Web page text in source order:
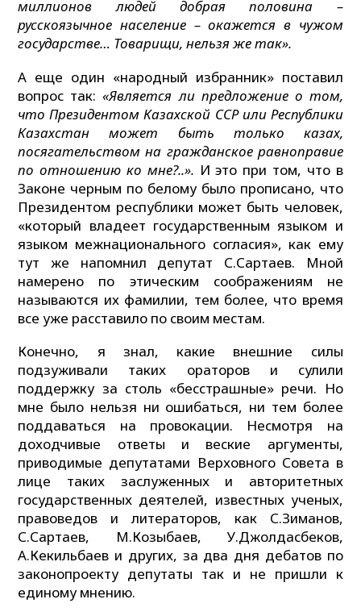
миллионов людей добрая половина –
русскоязычное население – окажется в чужом
государстве… Товарищи, нельзя же так».
А еще один «народный избранник» поставил
вопрос так: «Является ли предложение о том,
что Президентом Казахской ССР или Республики
Казахстан может быть только казах,
посягательством на гражданское равноправие
по отношению ко мне?..». И это при том, что в
Законе черным по белому было прописано, что
Президентом республики может быть человек,
«который владеет государственным языком и
языком межнационального согласия», как ему
тут же напомнил депутат С.Сартаев. Мной
намерено по этическим соображениям не
называются их фамилии, тем более, что время
все уже расставило по своим местам.
Конечно, я знал, какие внешние силы
подзуживали таких ораторов и сулили
поддержку за столь «бесстрашные» речи. Но
мне было нельзя ни ошибаться, ни тем более
поддаваться на провокации. Несмотря на
доходчивые ответы и веские аргументы,
приводимые депутатами Верховного Совета в
лице таких заслуженных и авторитетных
государственных деятелей, известных ученых,
правоведов и литераторов, как С.Зиманов,
С.Сартаев, М.Козыбаев, У.Джолдасбеков,
А.Кекильбаев и других, за два дня дебатов по
законопроекту депутаты так и не пришли к
единому мнению.